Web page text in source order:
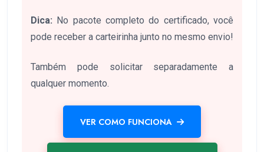
Dica: No pacote completo do certificado, você
pode receber a carteirinha junto no mesmo envio!
Também pode solicitar separadamente a
qualquer momento.
VER COMO FUNCIONA